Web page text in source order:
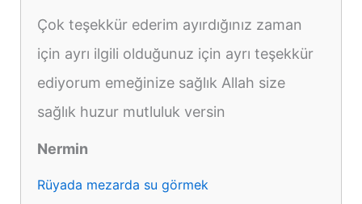
Çok teşekkür ederim ayırdığınız zaman
için ayrı ilgili olduğunuz için ayrı teşekkür
ediyorum emeğinize sağlık Allah size
sağlık huzur mutluluk versin
Nermin
Rüyada mezarda su görmek